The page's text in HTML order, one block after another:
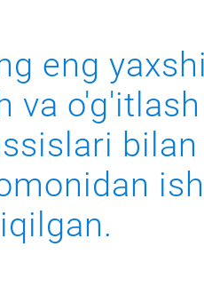
eng
va o'g'itlash
bilan